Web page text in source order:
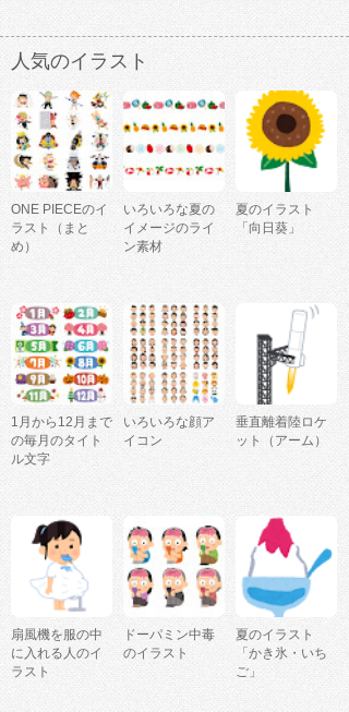
人気のイラスト
ONE PIECEのイ
ラスト（まと
め）
いろいろな夏の
イメージのライ
ン素材
夏のイラスト
「向日葵」
1月から12月まで
の毎月のタイト
ル文字
いろいろな顔ア
イコン
垂直離着陸ロケ
ット（アーム）
扇風機を服の中
に入れる人のイ
ラスト
ドーパミン中毒
のイラスト
夏のイラスト
「かき氷・いち
ご」